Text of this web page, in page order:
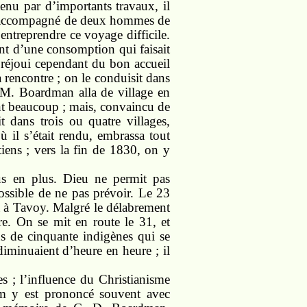
par d’importants travaux, il
de deux hommes de
ce voyage difficile.
d’une consomption qui faisait
cependant du bon accueil
rencontre ; on le conduisit dans
Boardman alla de village en
beaucoup ; mais, convaincu de
dans trois ou quatre villages,
il s’était rendu, embrassa tout
; vers la fin de 1830, on y
en plus. Dieu ne permit pas
de ne pas prévoir. Le 23
Tavoy. Malgré le délabrement
On se mit en route le 31, et
de cinquante indigènes qui se
d’heure en heure ; il
; l’influence du Christianisme
y est prononcé souvent avec